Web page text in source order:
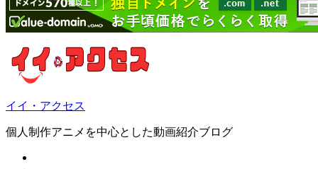
イイ・アクセス
個人制作アニメを中心とした動画紹介ブログ